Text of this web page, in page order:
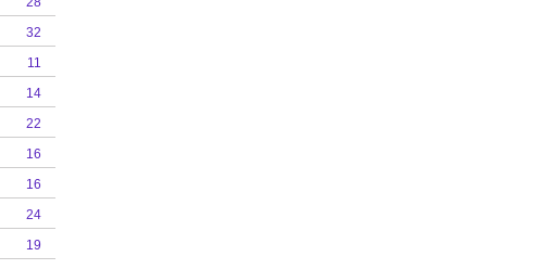
32
11
14
22
16
16
24
19